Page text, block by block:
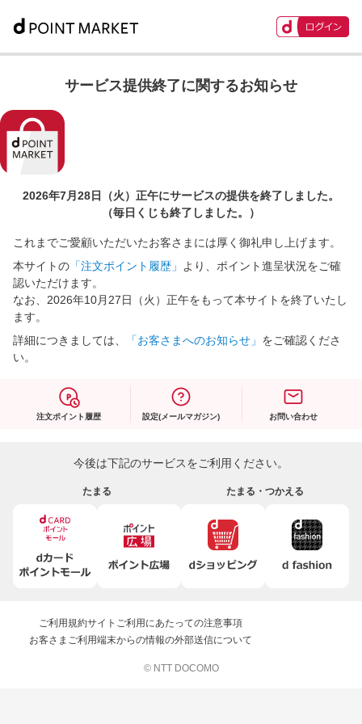
サービス提供終了に関するお知らせ
2026年7月28日（火）正午にサービスの提供を終了しました。
（毎日くじも終了しました。）
これまでご愛顧いただいたお客さまには厚く御礼申し上げます。
本サイトの 「注文ポイント履歴」
より、ポイント進呈状況をご確
認いただけます。
なお、2026年10月27日（火）正午をもって本サイトを終了いたし
ます。
詳細につきましては、
「お客さまへのお知らせ」 をご確認くださ
い。
注文ポイント履歴 設定(メールマガジン) お問い合わせ
今後は下記のサービスをご利用ください。
たまる たまる・つかえる
ご利用規約サイトご利用にあたっての注意事項
お客さまご利用端末からの情報の外部送信について
© NTT DOCOMO